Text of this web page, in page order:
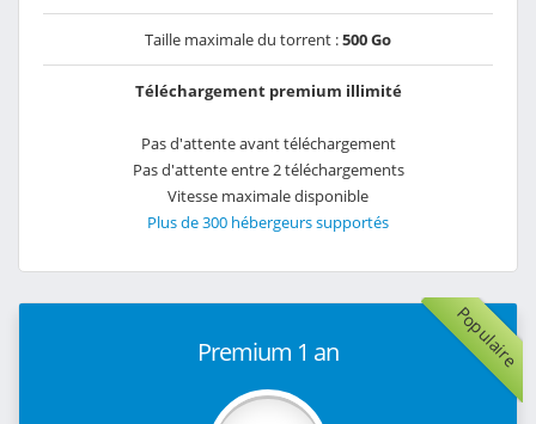
Taille maximale du torrent :500 Go
Téléchargement premium illimité
Pas d'attente avant téléchargement
Pas d'attente entre 2 téléchargements
Vitesse maximale disponible
Plus de 300 hébergeurs supportés
Populaire
Premium 1 an